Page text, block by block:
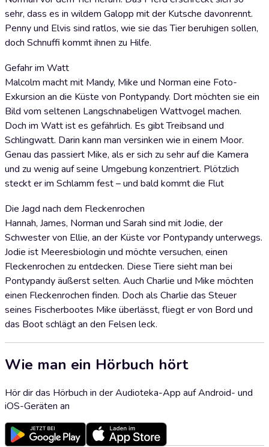
sehr, dass es in wildem Galopp mit der Kutsche davonrennt.
Penny und Elvis sind ratlos, wie sie das Tier beruhigen sollen,
doch Schnuffi kommt ihnen zu Hilfe.
Gefahr im Watt
Malcolm macht mit Mandy, Mike und Norman eine Foto-
Exkursion an die Küste von Pontypandy. Dort möchten sie ein
Bild vom seltenen Langschnabeligen Wattvogel machen.
Doch im Watt ist es gefährlich. Es gibt Treibsand und
Schlingwatt. Darin kann man versinken wie in einem Moor.
Genau das passiert Mike, als er sich zu sehr auf die Kamera
und zu wenig auf seine Umgebung konzentriert. Plötzlich
steckt er im Schlamm fest – und bald kommt die Flut
Die Jagd nach dem Fleckenrochen
Hannah, James, Norman und Sarah sind mit Jodie, der
Schwester von Ellie, an der Küste vor Pontypandy unterwegs.
Jodie ist Meeresbiologin und möchte versuchen, einen
Fleckenrochen zu entdecken. Diese Tiere sieht man bei
Pontypandy äußerst selten. Auch Charlie und Mike möchten
einen Fleckenrochen finden. Doch als Charlie das Steuer
seines Fischerbootes Mike überlässt, fliegt er von Bord und
das Boot schlägt an den Felsen leck.
Wie man ein Hörbuch hört
Hör dir das Hörbuch in der Audioteka-App auf Android- und
iOS-Geräten an